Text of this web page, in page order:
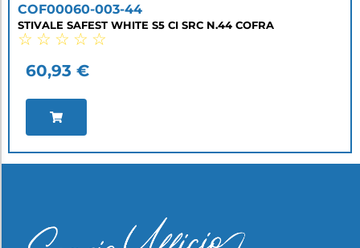
COF00060-003-44
STIVALE SAFEST WHITE S5 CI SRC N.44 COFRA
☆ ☆ ☆ ☆ ☆
60,93 €